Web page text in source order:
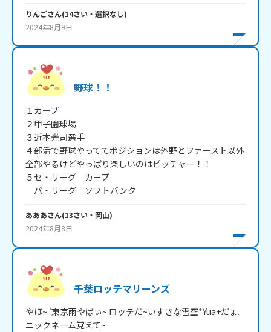
りんごさん(14さい・ 選択なし)
2024年8月9日
野球！！
１カープ
２甲子園球場
３近本光司選手
４部活で野球やっててポジションは外野とファースト以外
全部やるけどやっぱり楽しいのはピッチャー！！
５セ・リーグ　カープ
パ・リーグ　ソフトバンク
あああさん(13さい・ 岡山)
2024年8月8日
千葉ロッテマリーンズ
やほ~.'東京雨やばぃ~.ロッテだ~いすきな雪空*Yua+だょ.
ニックネーム覚えて~